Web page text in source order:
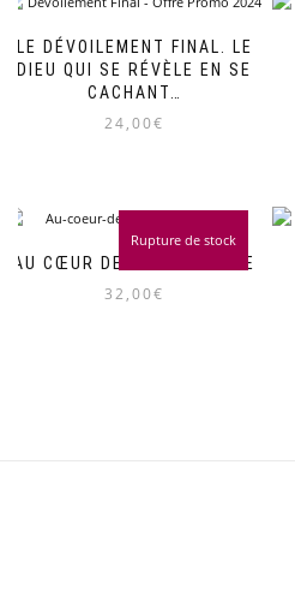
LE DÉVOILEMENT FINAL. LE
DIEU QUI SE RÉVÈLE EN SE
CACHANT…
24,00€
AU CŒUR DE L’ADVENTISME
32,00€
Rupture de stock